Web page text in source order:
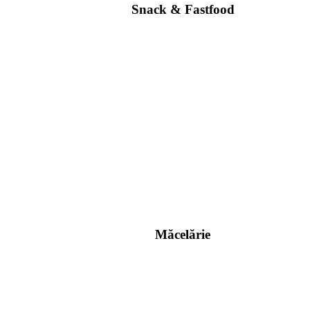
Snack & Fastfood
Măcelărie